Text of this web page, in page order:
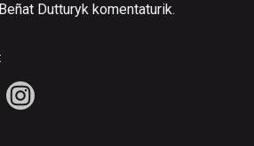
Dutturyk komentaturik.